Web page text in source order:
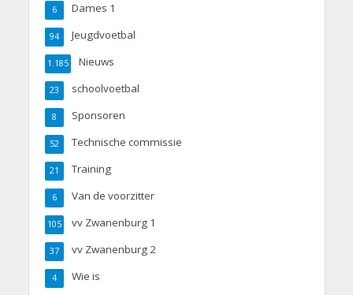
Dames 1
6
Jeugdvoetbal
94
Nieuws
1.185
schoolvoetbal
23
Sponsoren
8
Technische commissie
52
Training
21
Van de voorzitter
6
vv Zwanenburg 1
105
vv Zwanenburg 2
37
Wie is
4